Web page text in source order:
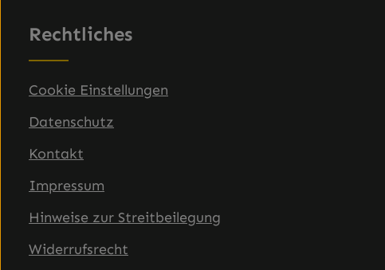
Rechtliches
Cookie Einstellungen
Datenschutz
Kontakt
Impressum
Hinweise zur Streitbeilegung
Widerrufsrecht